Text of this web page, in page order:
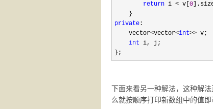
return i < v[ 0
private :
    vector
<vector<int>> v;
int i, j;
};
下面来看另一种解法，这种解
么就按顺序打印新数组中的值即